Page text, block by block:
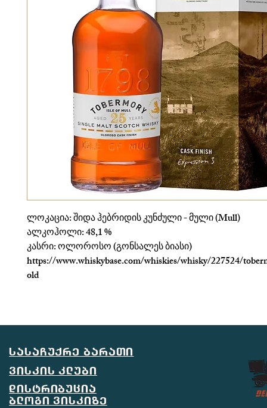
ლოკაცია: შიდა ჰებრიდის კუნძული - მული (Mull)
ალკოჰოლი: 48,1 %
კასრი: ოლოროსო (გონსალეს ბიასი)
https://www.whiskybase.com/whiskies/whisky/227524/
old
სასაჩუქრე ბარათი
ვისკის კლუბი
დისტრიბუცია
ბლოგი ვისკიზე